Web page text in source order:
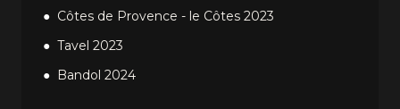
Côtes de Provence - le Côtes 2023
Tavel 2023
Bandol 2024